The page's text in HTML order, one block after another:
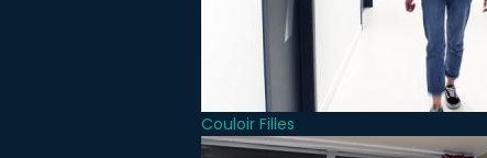
Couloir Filles